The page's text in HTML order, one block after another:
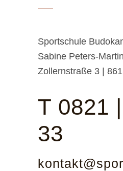
Sport­schu­le
Sabi­ne Peters-Mar­tin
Zol­lern­stra­ße 3 |
T 0821
33